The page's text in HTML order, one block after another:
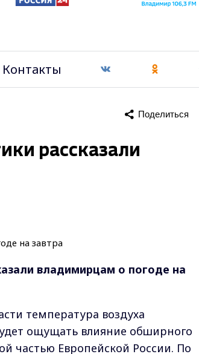
Контакты
Поделиться
рассказали
владимирцам о погоде на
температура воздуха
ощущать влияние обширного
частью Европейской России. По